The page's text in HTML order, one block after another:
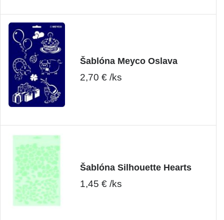
Šablóna Meyco Oslava
2,70 € /ks
Šablóna Silhouette Hearts
1,45 € /ks